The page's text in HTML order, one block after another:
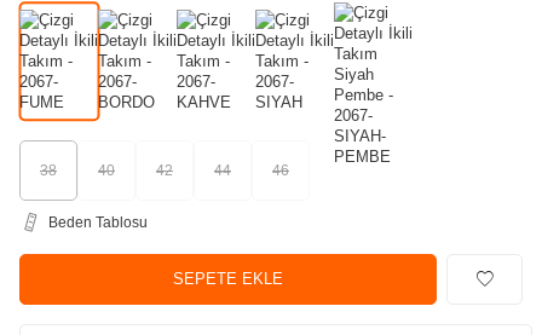
38 40 42 44 46
Beden Tablosu
SEPETE EKLE